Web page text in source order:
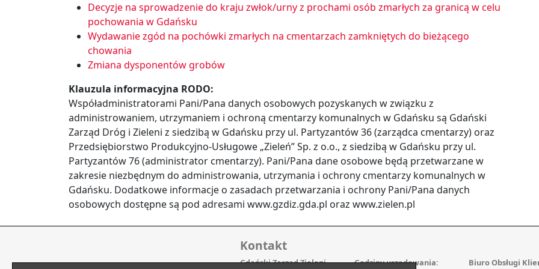
Decyzje na sprowadzenie do kraju zwłok/urny z prochami osób zmarłych za granicą w celu
pochowania w Gdańsku
Wydawanie zgód na pochówki zmarłych na cmentarzach zamkniętych do bieżącego
chowania
Zmiana dysponentów grobów
Klauzula informacyjna RODO:
Współadministratorami Pani/Pana danych osobowych pozyskanych w związku z
administrowaniem, utrzymaniem i ochroną cmentarzy komunalnych w Gdańsku są Gdański
Zarząd Dróg i Zieleni z siedzibą w Gdańsku przy ul. Partyzantów 36 (zarządca cmentarzy) oraz
Przedsiębiorstwo Produkcyjno-Usługowe „Zieleń” Sp. z o.o., z siedzibą w Gdańsku przy ul.
Partyzantów 76 (administrator cmentarzy). Pani/Pana dane osobowe będą przetwarzane w
zakresie niezbędnym do administrowania, utrzymania i ochrony cmentarzy komunalnych w
Gdańsku. Dodatkowe informacje o zasadach przetwarzania i ochrony Pani/Pana danych
osobowych dostępne są pod adresami www.gzdiz.gda.pl oraz www.zielen.pl
Kontakt
Gdański Zarząd Zieleni
Godziny urzędowania:
Biuro Obsługi